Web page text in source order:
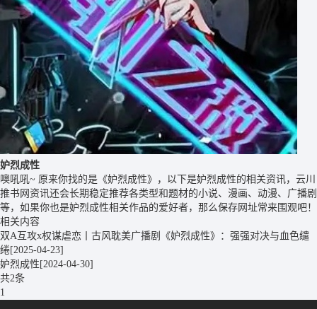
妒烈成性
噢吼吼~ 原来你找的是《妒烈成性》，以下是妒烈成性的相关资讯，云川
推书网资讯还会长期稳定推荐各类型和题材的小说、漫画、动漫、广播剧
等，如果你也是妒烈成性相关作品的爱好者，那么保存网址常来围观吧！
相关内容
双A互攻x权谋虐恋丨古风耽美广播剧《妒烈成性》：强强对决与血色缱
绻[2025-04-23]
妒烈成性 [2024-04-30]
共2条
1